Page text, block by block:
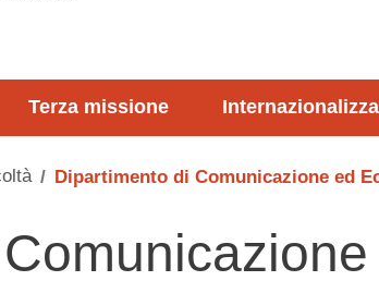
Terza missione
Dipartimento di Comunicazione ed